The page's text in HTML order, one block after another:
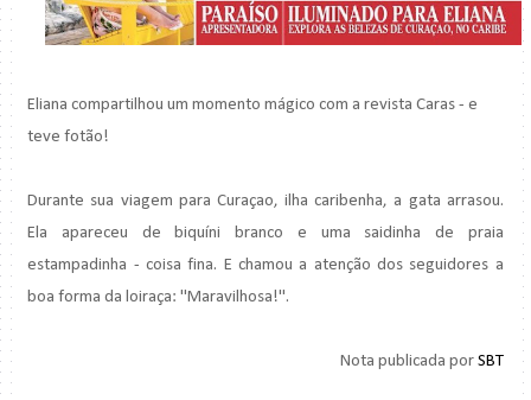
Eliana compartilhou um momento mágico com a revista Caras - e
teve fotão!
Durante sua viagem para Curaçao, ilha caribenha, a gata arrasou.
Ela apareceu de biquíni branco e uma saidinha de praia
estampadinha - coisa fina. E chamou a atenção dos seguidores a
boa forma da loiraça: "Maravilhosa!".
Nota publicada por SBT